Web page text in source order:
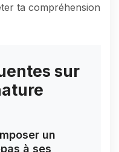
ta compréhension
sur
un
à ses